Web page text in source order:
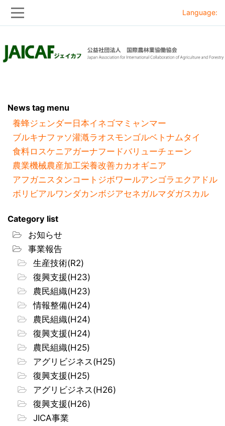
to
to
Language:
News tag menu
養蜂ジェンダー 日本イネゴマ ミャンマー
ブルキナファソ灌漑ラオスモンゴルベトナムタイ
食料ロスケニアガーナフードバリューチェーン
農業機械農産加工栄養改善カカオギニア
アフガニスタンコートジボワールアンゴラ エクアドル
ボリビアルワンダカンボジアセネガルマダガスカル
Category list
お知らせ
事業報告
生産技術(R2)
復興支援(H23)
農民組織(H23)
情報整備(H24)
農民組織(H24)
復興支援(H24)
農民組織(H25)
アグリビジネス(H25)
復興支援(H25)
アグリビジネス(H26)
復興支援(H26)
JICA事業